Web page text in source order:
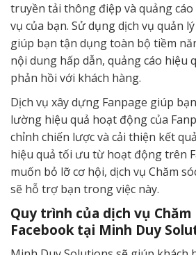
truyền tải thông điệp và quảng cáo
vụ của bạn. Sử dụng dịch vụ quản
giúp bạn tận dụng toàn bộ tiềm
nội dung hấp dẫn, quảng cáo hiệu
phản hồi với khách hàng.
Dịch vụ xây dựng Fanpage giúp
lường hiệu quả hoạt động của
chỉnh chiến lược và cải thiện kết
hiệu quả tối ưu từ hoạt động trên
muốn bỏ lỡ cơ hội, dịch vụ Chăm
sẽ hỗ trợ bạn trong việc này.
Quy trình của dịch vụ Chăm
Facebook tại Minh Duy